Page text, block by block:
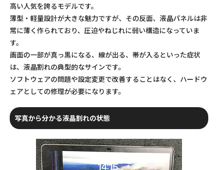
高い人気を誇るモデルです。
薄型・軽量設計が大きな魅力ですが、その反面、液晶パネルは非
常に薄く作られており、圧迫やねじれに弱い構造になっていま
す。
画面の一部が真っ黒になる、線が出る、帯が入るといった症状
は、液晶割れの典型的なサインです。
ソフトウェアの問題や設定変更で改善することはなく、ハードウ
ェアとしての修理が必要になります。
写真から分かる液晶割れの状態